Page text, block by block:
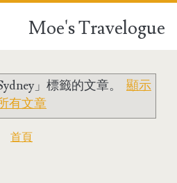
Moe's Travelogue
」 標籤的文章。
顯示
有文章
首頁